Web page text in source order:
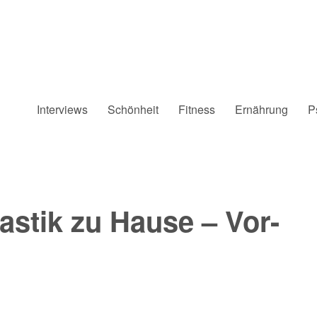
Interviews Schönheit Fitness Ernährung
zu Hause – Vor-